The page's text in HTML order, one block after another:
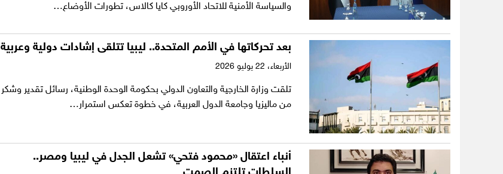
والسياسة الأمنية للاتحاد الأوروبي كايا كالاس، تطورات الأوضاع…
بعد تحركاتها في الأمم المتحدة.. ليبيا تتلقى إشادات دولية وعربية
الأربعاء،
تلقت وزارة الخارجية والتعاون الدولي بحكومة الوحدة الوطنية، رسائل تقدير وشكر
من ماليزيا وجامعة الدول العربية، في خطوة تعكس استمرار…
أنباء اعتقال «محمود فتحي» تشعل الجدل في ليبيا ومصر..